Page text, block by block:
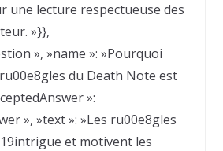
une lecture respectueuse des
»}},
», »name »: »Pourquoi
du Death Note est
»:
», »text »: »Les ru00e8gles
et motivent les